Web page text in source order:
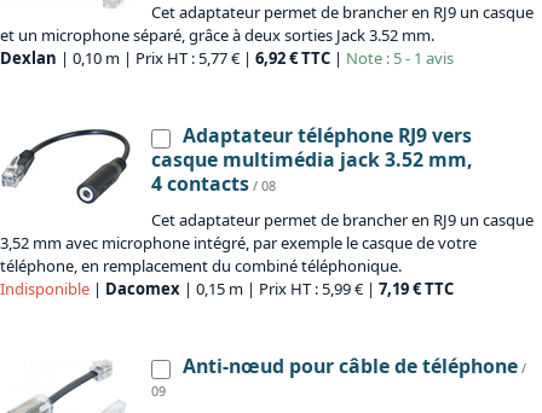
Cet adaptateur permet de brancher en RJ9 un casque
et un microphone séparé, grâce à deux sorties Jack 3.52 mm.
Dexlan | 0,10 m | Prix HT : 5,77 € | 6,92 € TTC | Note : 5 - 1 avis
Adaptateur téléphone RJ9 vers
casque multimédia jack 3.52 mm,
4 contacts / 08
Cet adaptateur permet de brancher en RJ9 un casque
3,52 mm avec microphone intégré, par exemple le casque de votre
téléphone, en remplacement du combiné téléphonique.
Indisponible | Dacomex | 0,15 m | Prix HT : 5,99 € | 7,19 € TTC
Anti-nœud pour câble de téléphone /
09